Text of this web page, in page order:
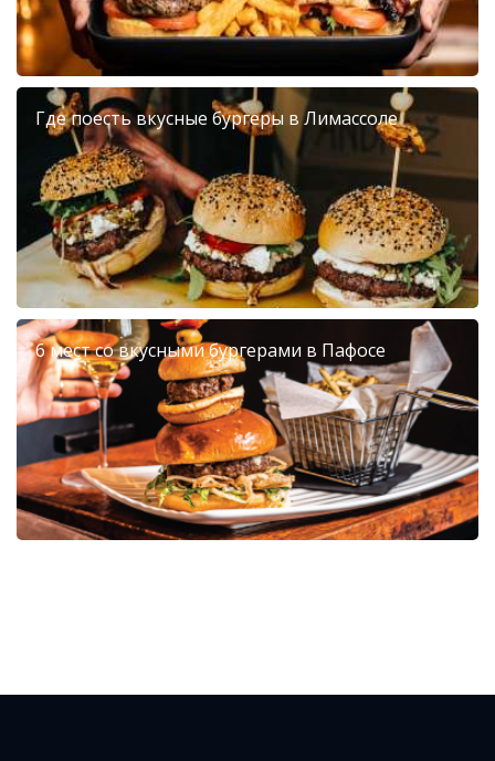
Где поесть вкусные бургеры в Лимассоле
6 мест со вкусными бургерами в Пафосе